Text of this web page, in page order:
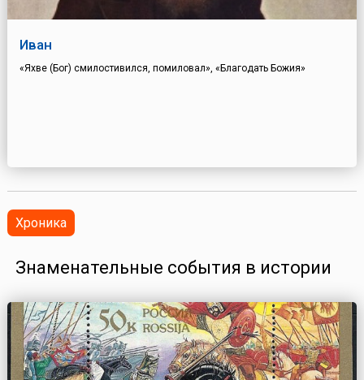
Иван
«Яхве (Бог) смилостивился, помиловал», «Благодать Божия»
Хроника
Знаменательные события в истории